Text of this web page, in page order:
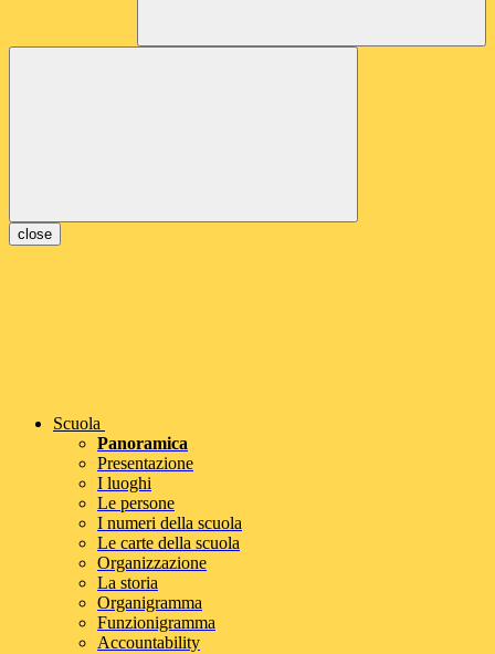
close
Scuola
Panoramica
Presentazione
I luoghi
Le persone
I numeri della scuola
Le carte della scuola
Organizzazione
La storia
Organigramma
Funzionigramma
Accountability